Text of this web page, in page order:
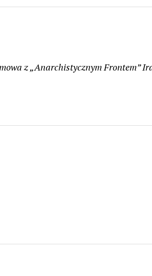
z „Anarchistycznym Frontem”